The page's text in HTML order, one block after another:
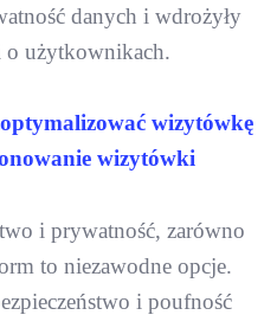
danych i wdrożyły
użytkownikach.
wizytówkę
wizytówki
i prywatność, zarówno
to niezawodne opcje.
i poufność